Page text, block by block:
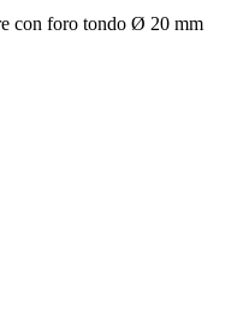
con foro tondo Ø 20 mm